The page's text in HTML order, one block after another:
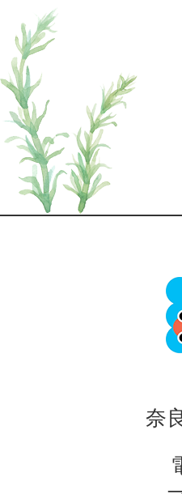
ページの先頭へ
奈